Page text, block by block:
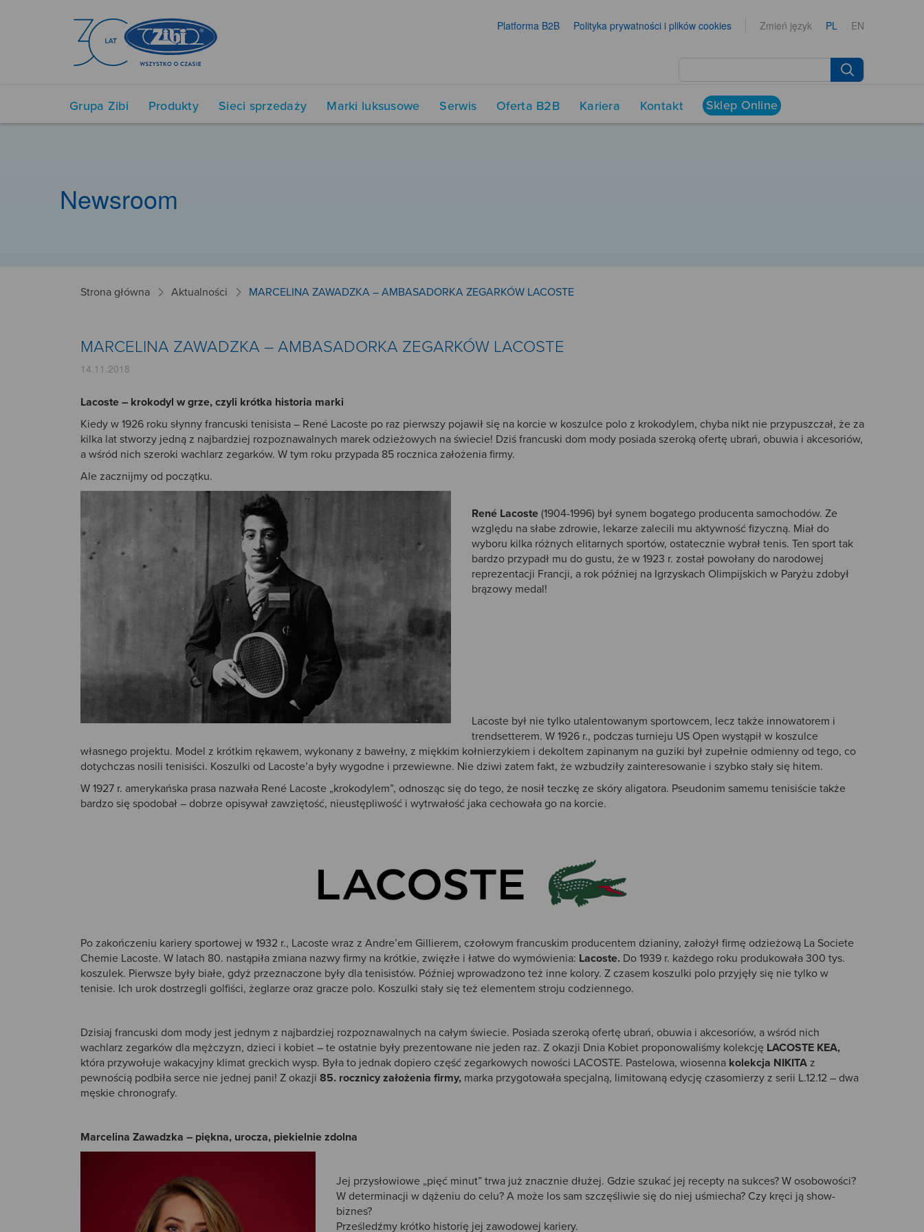
Platforma B2B Polityka prywatności i plików cookies Zmień język PL EN
Grupa Zibi Produkty Sieci sprzedaży Marki luksusowe Serwis Oferta B2B Kariera Kontakt Sklep Online
Newsroom
Strona główna Aktualności MARCELINA ZAWADZKA – AMBASADORKA ZEGARKÓW LACOSTE
MARCELINA ZAWADZKA – AMBASADORKA ZEGARKÓW LACOSTE
14.11.2018
Lacoste – krokodyl w grze, czyli krótka historia marki
Kiedy w 1926 roku słynny francuski tenisista – René Lacoste po raz pierwszy pojawił się na korcie w koszulce polo z krokodylem, chyba nikt nie przypuszczał, że za
kilka lat stworzy jedną z najbardziej rozpoznawalnych marek odzieżowych na świecie! Dziś francuski dom mody posiada szeroką ofertę ubrań, obuwia i akcesoriów,
a wśród nich szeroki wachlarz zegarków. W tym roku przypada 85 rocznica założenia firmy.
Ale zacznijmy od początku.
René Lacoste (1904-1996) był synem bogatego producenta samochodów. Ze
względu na słabe zdrowie, lekarze zalecili mu aktywność fizyczną. Miał do
wyboru kilka różnych elitarnych sportów, ostatecznie wybrał tenis. Ten sport tak
bardzo przypadł mu do gustu, że w 1923 r. został powołany do narodowej
reprezentacji Francji, a rok później na Igrzyskach Olimpijskich w Paryżu zdobył
brązowy medal!
Lacoste był nie tylko utalentowanym sportowcem, lecz także innowatorem i
trendsetterem. W 1926 r., podczas turnieju US Open wystąpił w koszulce
własnego projektu. Model z krótkim rękawem, wykonany z bawełny, z miękkim kołnierzykiem i dekoltem zapinanym na guziki był zupełnie odmienny od tego, co
dotychczas nosili tenisiści. Koszulki od Lacoste’a były wygodne i przewiewne. Nie dziwi zatem fakt, że wzbudziły zainteresowanie i szybko stały się hitem.
W 1927 r. amerykańska prasa nazwała René Lacoste „krokodylem”, odnosząc się do tego, że nosił teczkę ze skóry aligatora. Pseudonim samemu tenisiście także
bardzo się spodobał – dobrze opisywał zawziętość, nieustępliwość i wytrwałość jaka cechowała go na korcie.
Po zakończeniu kariery sportowej w 1932 r., Lacoste wraz z Andre’em Gillierem, czołowym francuskim producentem dzianiny, założył firmę odzieżową La Societe
Chemie Lacoste. W latach 80. nastąpiła zmiana nazwy firmy na krótkie, zwięzłe i łatwe do wymówienia: Lacoste. Do 1939 r. każdego roku produkowała 300 tys.
koszulek. Pierwsze były białe, gdyż przeznaczone były dla tenisistów. Później wprowadzono też inne kolory. Z czasem koszulki polo przyjęły się nie tylko w
tenisie. Ich urok dostrzegli golfiści, żeglarze oraz gracze polo. Koszulki stały się też elementem stroju codziennego.
Dzisiaj francuski dom mody jest jednym z najbardziej rozpoznawalnych na całym świecie. Posiada szeroką ofertę ubrań, obuwia i akcesoriów, a wśród nich
wachlarz zegarków dla mężczyzn, dzieci i kobiet – te ostatnie były prezentowane nie jeden raz. Z okazji Dnia Kobiet proponowaliśmy kolekcję LACOSTE KEA,
która przywołuje wakacyjny klimat greckich wysp. Była to jednak dopiero część zegarkowych nowości LACOSTE. Pastelowa, wiosenna kolekcja NIKITA z
pewnością podbiła serce nie jednej pani! Z okazji 85. rocznicy założenia firmy, marka przygotowała specjalną, limitowaną edycję czasomierzy z serii L.12.12 – dwa
męskie chronografy.
Marcelina Zawadzka – piękna, urocza, piekielnie zdolna
Jej przysłowiowe „pięć minut” trwa już znacznie dłużej. Gdzie szukać jej recepty na sukces? W osobowości?
W determinacji w dążeniu do celu? A może los sam szczęśliwie się do niej uśmiecha? Czy kręci ją show-
biznes?
Prześledźmy krótko historię jej zawodowej kariery.